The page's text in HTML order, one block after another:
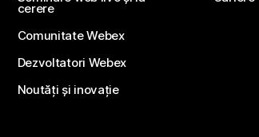
cerere
Comunitate Webex
Dezvoltatori Webex
Noutăți și inovație